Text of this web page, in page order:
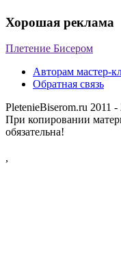
Хорошая реклама
Плетение Бисером
Авторам мастер-
Обратная связь
PletenieBiserom.ru 2011
При копировании
обязательна!
,